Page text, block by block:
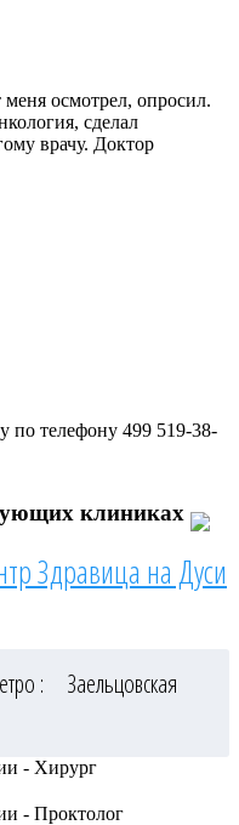
осмотрел, опросил.
сделал
врачу. Доктор
по телефону 499 519-38-
клиниках
Здравица на Дуси
:
Заельцовская
- Хирург
- Проктолог